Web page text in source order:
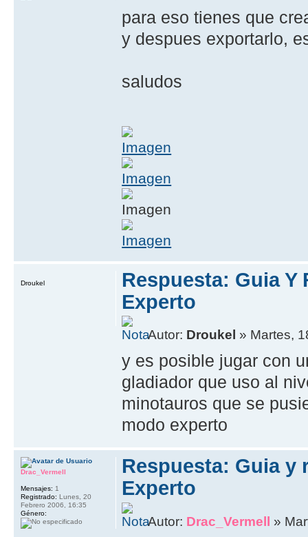
para eso tienes que
y despues exportarlo,
saludos
Respuesta: Guia Y
Experto
Autor: Droukel » Martes,
y es posible jugar con
gladiador que uso al
minotauros que se
modo experto
Droukel
Respuesta: Guia y
Experto
Autor: Drac_Vermell »
Drac_Vermell
Mensajes: 1
Registrado: Lunes, 20
Febrero 2006, 16:35
Género: